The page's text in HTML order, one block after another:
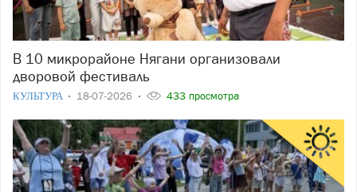
В 10 микрорайоне Нягани организовали
дворовой фестиваль
КУЛЬТУРА 18-07-2026 433 просмотра